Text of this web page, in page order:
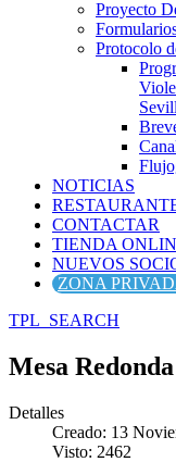
Proyecto
Protocolo
NOTICIAS
CONTACTAR
TIENDA
NUEVOS
ZONA
TPL_SEARCH
Mesa
Detalles
Creado: 13
Visto: 2462